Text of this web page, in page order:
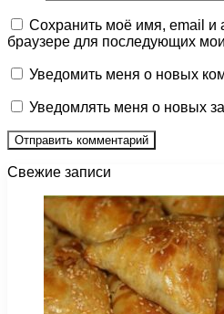
Сохранить моё имя, email и
браузере для последующих
Уведомить меня о новых
Уведомлять меня о новых
Свежие записи